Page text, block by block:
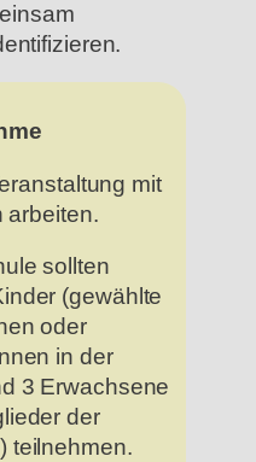
mit
arbeiten.
sollten
(gewählte
oder
in der
3 Erwachsene
der
teilnehmen.